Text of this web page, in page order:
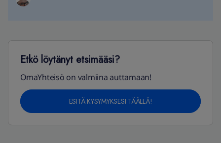
Etkö löytänyt etsimääsi?
OmaYhteisö on valmiina auttamaan!
ESITÄ KYSYMYKSESI TÄÄLLÄ!